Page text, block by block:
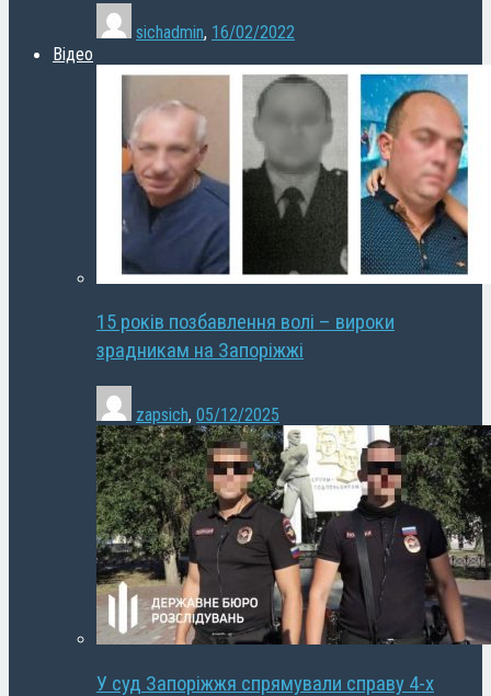
sichadmin, 16/02/2022
Відео
15 років позбавлення волі – вироки
зрадникам на Запоріжжі
zapsich, 05/12/2025
У суд Запоріжжя спрямували справу 4-х